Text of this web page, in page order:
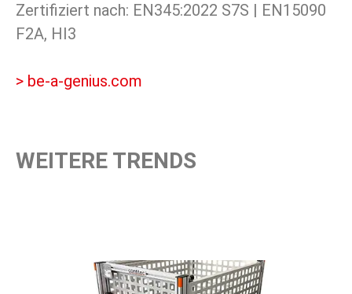
Zertifiziert nach: EN345:2022 S7S | EN15090
F2A, HI3
> be-a-genius.com
WEITERE TRENDS